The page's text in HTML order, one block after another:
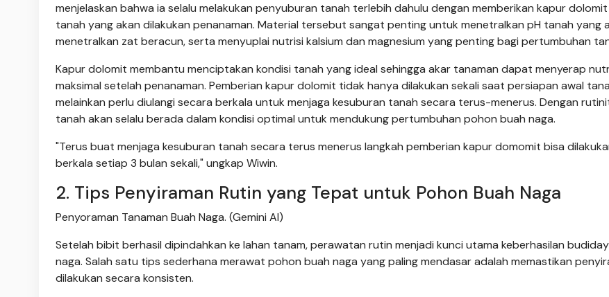
menjelaskan bahwa ia selalu melakukan penyuburan tanah terlebih dahulu dengan memberikan kapur dolomit
tanah yang akan dilakukan penanaman. Material tersebut sangat penting untuk menetralkan pH tanah yang
menetralkan zat beracun, serta menyuplai nutrisi kalsium dan magnesium yang penting bagi pertumbuhan
Kapur dolomit membantu menciptakan kondisi tanah yang ideal sehingga akar tanaman dapat menyerap
maksimal setelah penanaman. Pemberian kapur dolomit tidak hanya dilakukan sekali saat persiapan awal
melainkan perlu diulangi secara berkala untuk menjaga kesuburan tanah secara terus-menerus. Dengan
tanah akan selalu berada dalam kondisi optimal untuk mendukung pertumbuhan pohon buah naga.
"Terus buat menjaga kesuburan tanah secara terus menerus langkah pemberian kapur domomit bisa
berkala setiap 3 bulan sekali," ungkap Wiwin.
2. Tips Penyiraman Rutin yang Tepat untuk Pohon Buah Naga
Penyoraman Tanaman Buah Naga. (Gemini AI)
Setelah bibit berhasil dipindahkan ke lahan tanam, perawatan rutin menjadi kunci utama keberhasilan
naga. Salah satu tips sederhana merawat pohon buah naga yang paling mendasar adalah memastikan
dilakukan secara konsisten.